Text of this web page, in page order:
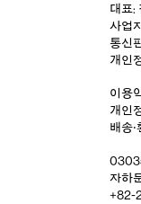
대표:
사업
통신
개인
이용
개인
배송‧
자하
+82-